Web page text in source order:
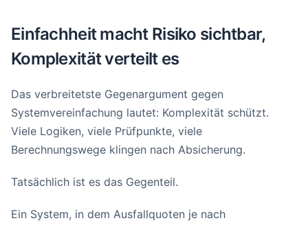
Einfachheit macht Risiko sichtbar,
Komplexität verteilt es
Das verbreitetste Gegenargument gegen
Systemvereinfachung lautet: Komplexität schützt.
Viele Logiken, viele Prüfpunkte, viele
Berechnungswege klingen nach Absicherung.
Tatsächlich ist es das Gegenteil.
Ein System, in dem Ausfallquoten je nach